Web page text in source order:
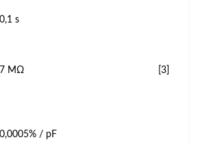
0,1 s
7 MΩ [3]
0,0005% / pF